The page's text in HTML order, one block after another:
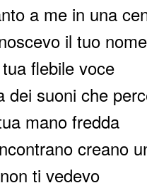
a me in una
il tuo
flebile voce
dei suoni che
mano fredda
creano
non ti vedevo